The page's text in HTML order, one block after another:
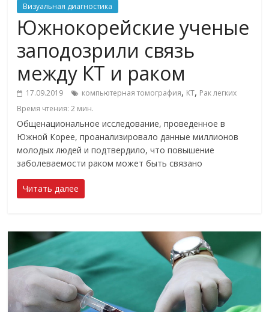
Визуальная диагностика
Южнокорейские ученые
заподозрили связь
между КТ и раком
17.09.2019 компьютерная томография, КТ, Рак легких
Время чтения:2 мин.
Общенациональное исследование, проведенное в
Южной Корее, проанализировало данные миллионов
молодых людей и подтвердило, что повышение
заболеваемости раком может быть связано
Читать далее